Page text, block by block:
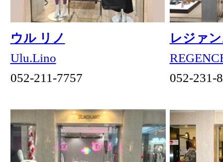
リエベ ケイコ イケガミ
Liebe haute couture Keiko Ikegami
052-201-6663 052-231-6333